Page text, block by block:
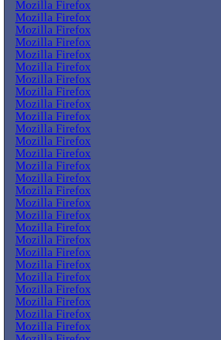
Mozilla Firefox
Mozilla Firefox
Mozilla Firefox
Mozilla Firefox
Mozilla Firefox
Mozilla Firefox
Mozilla Firefox
Mozilla Firefox
Mozilla Firefox
Mozilla Firefox
Mozilla Firefox
Mozilla Firefox
Mozilla Firefox
Mozilla Firefox
Mozilla Firefox
Mozilla Firefox
Mozilla Firefox
Mozilla Firefox
Mozilla Firefox
Mozilla Firefox
Mozilla Firefox
Mozilla Firefox
Mozilla Firefox
Mozilla Firefox
Mozilla Firefox
Mozilla Firefox
Mozilla Firefox